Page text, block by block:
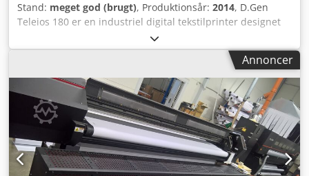
Stand: meget god (brugt), Produktionsår: 2014, D.Gen
Teleios 180 er en industriel digital tekstilprinter designet
til direkte rulle-til-rulle print på tekstiler. Maskinen er
velegnet til storformat tekstilproduktion, reklamebannere,
flag, soft signage og andre tekstilbaserede applikationer.
Printeren har et robust industridesign, udviklet til
kontinuerlig drift i produktionsmiljøer. Med en maksimal
printbredde på cirka 1,8 meter understøtter den et bredt
udvalg af tekstilmaterialer. Rulle-til-rulle-systemet sikrer
stabil tekstiltransport og ensartet printkvalitet. Denne
maskine er en oplagt løsning for virksomheder, der søger
et pålideligt digitalt tekstiltryksystem til produktion eller
Annoncer